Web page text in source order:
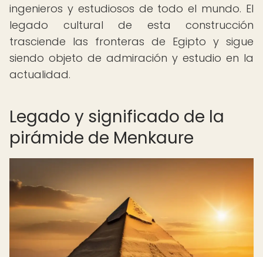
ingenieros y estudiosos de todo el mundo. El
legado cultural de esta construcción
trasciende las fronteras de Egipto y sigue
siendo objeto de admiración y estudio en la
actualidad.
Legado y significado de la
pirámide de Menkaure